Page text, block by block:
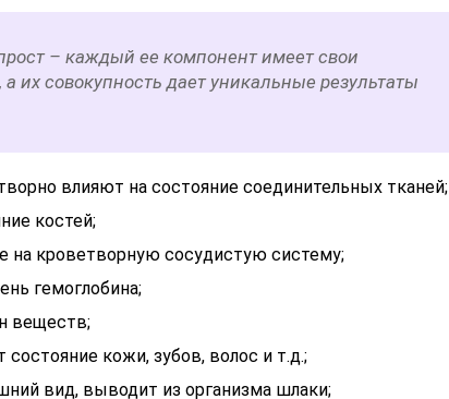
– каждый ее компонент имеет свои
их совокупность дает уникальные результаты
влияют на состояние соединительных тканей;
костей;
на кроветворную сосудистую систему;
гемоглобина;
веществ;
состояние кожи, зубов, волос и т.д.;
вид, выводит из организма шлаки;